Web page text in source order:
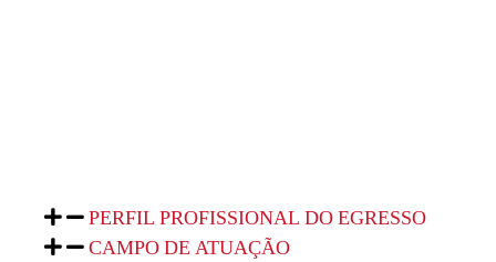
PERFIL PROFISSIONAL DO EGRESSO
CAMPO DE ATUAÇÃO